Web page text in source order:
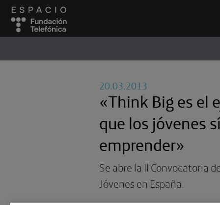
20.03.2013
«Think Big es el
que los jóvenes
emprender»
Se abre la II Convocatoria
Jóvenes en España.